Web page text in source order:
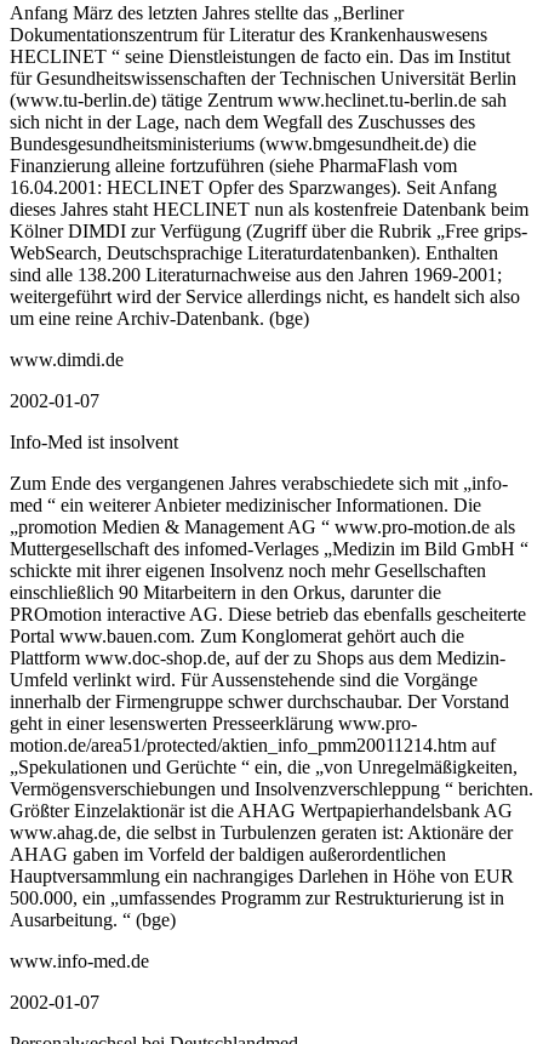
Anfang März des letzten Jahres stellte das „Berliner
Dokumentationszentrum für Literatur des Krankenhauswesens
HECLINET “ seine Dienstleistungen de facto ein. Das im Institut
für Gesundheitswissenschaften der Technischen Universität Berlin
(www.tu-berlin.de) tätige Zentrum www.heclinet.tu-berlin.de sah
sich nicht in der Lage, nach dem Wegfall des Zuschusses des
Bundesgesundheitsministeriums (www.bmgesundheit.de) die
Finanzierung alleine fortzuführen (siehe PharmaFlash vom
16.04.2001: HECLINET Opfer des Sparzwanges). Seit Anfang
dieses Jahres staht HECLINET nun als kostenfreie Datenbank beim
Kölner DIMDI zur Verfügung (Zugriff über die Rubrik „Free grips-
WebSearch, Deutschsprachige Literaturdatenbanken). Enthalten
sind alle 138.200 Literaturnachweise aus den Jahren 1969-2001;
weitergeführt wird der Service allerdings nicht, es handelt sich also
um eine reine Archiv-Datenbank. (bge)
www.dimdi.de
2002-01-07
Info-Med ist insolvent
Zum Ende des vergangenen Jahres verabschiedete sich mit „info-
med “ ein weiterer Anbieter medizinischer Informationen. Die
„promotion Medien & Management AG “ www.pro-motion.de als
Muttergesellschaft des infomed-Verlages „Medizin im Bild GmbH “
schickte mit ihrer eigenen Insolvenz noch mehr Gesellschaften
einschließlich 90 Mitarbeitern in den Orkus, darunter die
PROmotion interactive AG. Diese betrieb das ebenfalls gescheiterte
Portal www.bauen.com. Zum Konglomerat gehört auch die
Plattform www.doc-shop.de, auf der zu Shops aus dem Medizin-
Umfeld verlinkt wird. Für Aussenstehende sind die Vorgänge
innerhalb der Firmengruppe schwer durchschaubar. Der Vorstand
geht in einer lesenswerten Presseerklärung www.pro-
motion.de/area51/protected/aktien_info_pmm20011214.htm auf
„Spekulationen und Gerüchte “ ein, die „von Unregelmäßigkeiten,
Vermögensverschiebungen und Insolvenzverschleppung “ berichten.
Größter Einzelaktionär ist die AHAG Wertpapierhandelsbank AG
www.ahag.de, die selbst in Turbulenzen geraten ist: Aktionäre der
AHAG gaben im Vorfeld der baldigen außerordentlichen
Hauptversammlung ein nachrangiges Darlehen in Höhe von EUR
500.000, ein „umfassendes Programm zur Restrukturierung ist in
Ausarbeitung. “ (bge)
www.info-med.de
2002-01-07